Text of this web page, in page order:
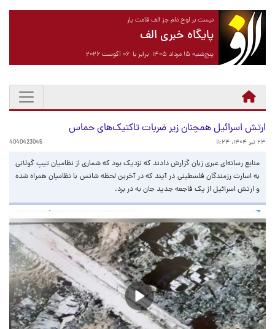
نیست بر لوح دلم جز الف قامت یار
پایگاه خبری الف
پنج‌شنبه ۱۵ مرداد ۱۴۰۵ برابر با ۰۶ آگوست ۲۰۲۶
ارتش اسرائیل همچنان زیر ضربات تاکتیک‌های حماس
۲۳ تیر ۱۴۰۴، ۱۱:۲۴ 4040423045
منابع رسانه‌ای عبری زبان گزارش دادند که نزدیک بود که شماری از نظامیان تیپ گولانی
به اسارت رزمندگان فلسطینی در آیند که در آخرین لحظه شانس با نظامیان همراه شده
و ارتش اسرائیل از یک فاجعه جدید جان به در برد.